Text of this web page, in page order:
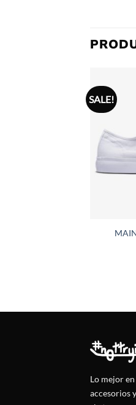
SALE!
Lo mejor
accesorios